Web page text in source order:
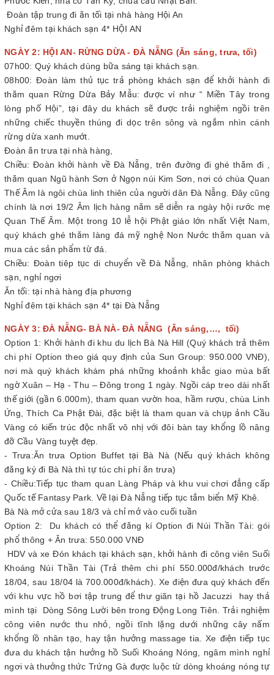
Phước Kiến, nhà cổ Tấn Ký, chùa cầu Nhật Bản.
Đoàn tập trung đi ăn tối tại nhà hàng Hội An
Nghỉ đêm tại khách sạn 4* HỘI AN
NGÀY 2: HỘI AN- RỪNG DỪA - ĐÀ NẴNG (Ăn sáng, trưa, tối)
07h00: Quý khách dùng bữa sáng tại khách sạn.
08h00: Đoàn làm thủ tục trả phòng khách sạn để khởi hành đi
thăm quan Rừng Dừa Bảy Mẫu: được ví như “ Miền Tây trong
lòng phố Hội”, tại đây du khách sẽ được trải nghiệm ngồi trên
những chiếc thuyền thúng đi dọc trên sông và ngắm nhìn cánh
rừng dừa xanh mướt.
Đoàn ăn trưa tại nhà hàng,
Chiều: Đoàn khởi hành về Đà Nẵng, trên đường đi ghé thăm đi ,
thăm quan Ngũ hành Sơn ở Ngọn núi Kim Sơn, nơi có chùa Quan
Thế Âm là ngôi chùa linh thiên của người dân Đà Nẵng. Đây cũng
chính là nơi 19/2 Âm lịch hàng năm sẽ diễn ra ngày hội rước mẹ
Quan Thế Âm. Một trong 10 lễ hội Phật giáo lớn nhất Việt Nam,
quý khách ghé thăm làng đá mỹ nghệ Non Nước thăm quan và
mua các sản phẩm từ đá.
Chiều: Đoàn tiêp tục di chuyển về Đà Nẵng, nhân phòng khách
sạn, nghỉ ngơi
Ăn tối: tại nhà hàng địa phương
Nghỉ đêm tại khách sạn 4* tại Đà Nẵng
NGÀY 3: ĐÀ NẴNG- BÀ NÀ- ĐÀ NẴNG (Ăn sáng,…, tối)
Option 1: Khởi hành đi khu du lịch Bà Nà Hill (Quý khách trả thêm
chi phí Option theo giá quy định của Sun Group: 950.000 VNĐ),
nơi mà quý khách khám phá những khoảnh khắc giao mùa bất
ngờ Xuân – Hạ - Thu – Đông trong 1 ngày. Ngồi cáp treo dài nhất
thế giới (gần 6.000m), tham quan vườn hoa, hầm rượu, chùa Linh
Ứng, Thích Ca Phật Đài, đặc biệt là tham quan và chụp ảnh Cầu
Vàng có kiến trúc độc nhất vô nhị với đôi bàn tay khổng lồ nâng
đỡ Cầu Vàng tuyệt đẹp.
- Trưa:Ăn trưa Option Buffet tại Bà Nà (Nếu quý khách không
đăng ký đi Bà Nà thì tự túc chi phí ăn trưa)
- Chiều:Tiếp tục tham quan Làng Pháp và khu vui chơi đẳng cấp
Quốc tế Fantasy Park. Về lại Đà Nẵng tiếp tục tắm biển Mỹ Khê.
Bà Nà mở cửa sau 18/3 và chỉ mở vào cuối tuần
Option 2: Du khách có thể đăng kí Option đi Núi Thần Tài: gói
phổ thông + Ăn trưa: 550.000 VNĐ
HDV và xe Đón khách tại khách sạn, khởi hành đi công viên Suối
Khoáng Núi Thần Tài (Trả thêm chi phí 550.000đ/khách trước
18/04, sau 18/04 là 700.000đ/khách). Xe điện đưa quý khách đến
với khu vực hồ bơi tập trung để thư giãn tại hồ Jacuzzi hay thả
mình tại Dòng Sông Lười bên trong Động Long Tiên. Trải nghiệm
công viên nước thu nhỏ, ngồi tĩnh lặng dưới những cây nấm
khổng lồ nhân tạo, hay tận hưởng massage tia. Xe điện tiếp tục
đưa du khách tận hưởng hồ Suối Khoáng Nóng, ngâm mình nghỉ
ngơi và thưởng thức Trứng Gà được luộc từ dòng khoáng nóng tự